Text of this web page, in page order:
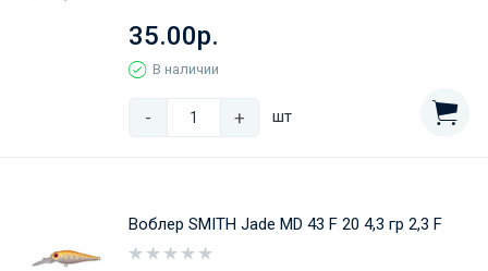
35.00р.
В наличии
- + шт
Воблер SMITH Jade MD 43 F 20 4,3 гр 2,3 F